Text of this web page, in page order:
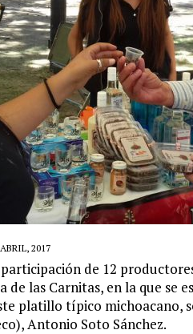
2017
de 12
de las Carnitas, en la que se
platillo típico michoacano,
Antonio Soto Sánchez.